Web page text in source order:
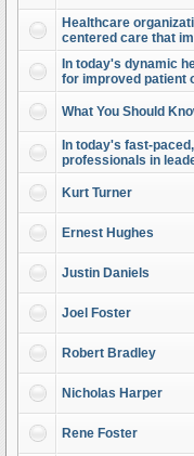
Healthcare
centered care that
In today's dynamic
for improved patient
What You Should
In today's fast-
professionals in
Kurt Turner
Ernest Hughes
Justin Daniels
Joel Foster
Robert Bradley
Nicholas Harper
Rene Foster